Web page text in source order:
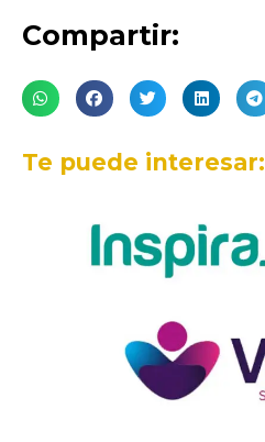
Compartir:
Te puede interesar: